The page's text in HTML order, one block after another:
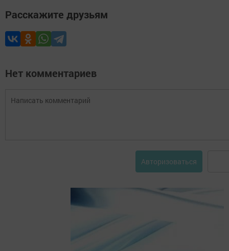
Расскажите друзьям
Нет комментариев
Авторизоваться